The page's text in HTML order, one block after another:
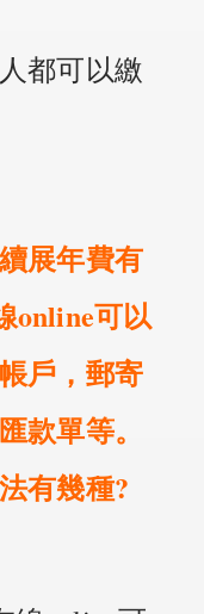
都可以繳
展年費有
online可以
戶，郵寄
款單等。
有幾種?